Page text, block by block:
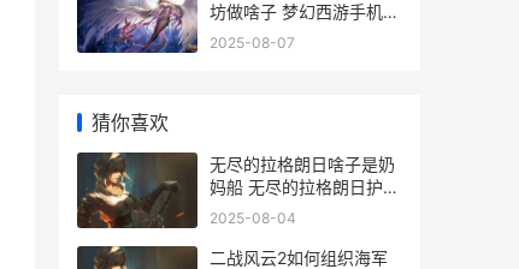
坊做啥子 梦幻西游手机游
戏
2025-08-07
猜你喜欢
无尽的拉格朗日啥子是奶
妈船 无尽的拉格朗日护卫
舰排行
2025-08-04
二战风云2如何组织海军